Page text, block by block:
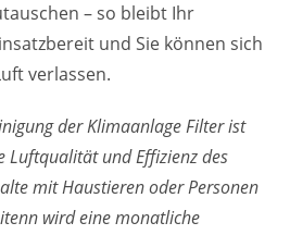
– so bleibt Ihr
und Sie können sich
verlassen.
der Klimaanlage Filter ist
Luftqualität und Effizienz des
mit Haustieren oder Personen
wird eine monatliche